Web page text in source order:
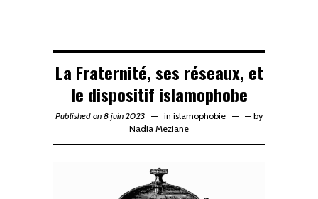
La Fraternité, ses réseaux, et
le dispositif islamophobe
Published on 8 juin 2023 in islamophobie — by
Nadia Meziane